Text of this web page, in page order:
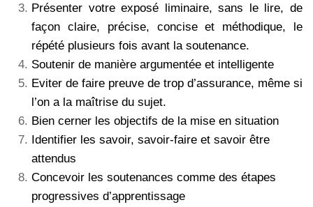
Présenter votre exposé liminaire, sans le lire, de
façon claire, précise, concise et méthodique, le
répété plusieurs fois avant la soutenance.
Soutenir de manière argumentée et intelligente
Eviter de faire preuve de trop d’assurance, même si
l’on a la maîtrise du sujet.
Bien cerner les objectifs de la mise en situation
Identifier les savoir, savoir-faire et savoir être
attendus
Concevoir les soutenances comme des étapes
progressives d’apprentissage